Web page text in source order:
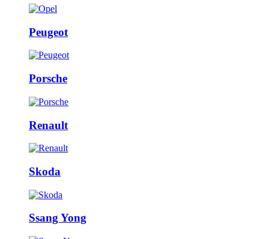
Peugeot
Porsche
Renault
Skoda
Ssang Yong